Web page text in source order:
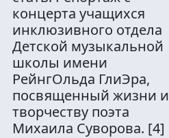
концерта учащихся
инклюзивного отдела
Детской музыкальной
школы имени
РейнгОльда ГлиЭра,
посвященный жизни и
творчеству поэта
Михаила Суворова. [4]